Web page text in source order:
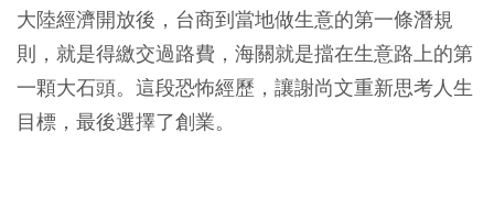
大陸經濟開放後，台商到當地做生意的第一條潛規
則，就是得繳交過路費，海關就是擋在生意路上的第
一顆大石頭。這段恐怖經歷，讓謝尚文重新思考人生
目標，最後選擇了創業。